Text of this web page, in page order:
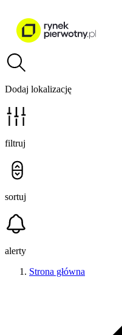
Dodaj lokalizację
filtruj
sortuj
alerty
Strona główna